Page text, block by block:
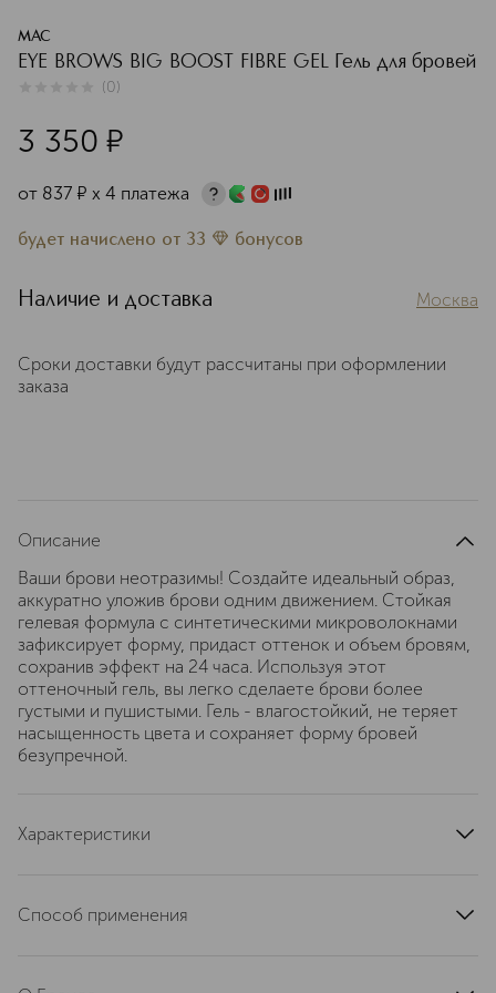
MAC
EYE BROWS BIG BOOST FIBRE GEL Гель для бровей
(0)
3 350 ¤
от 837 ¤ х 4 платежа
будет начислено от 33 бонусов
Наличие и доставка Москва
Сроки доставки будут рассчитаны при оформлении
заказа
Описание
Ваши брови неотразимы! Создайте идеальный образ,
аккуратно уложив брови одним движением. Стойкая
гелевая формула с синтетическими микроволокнами
зафиксирует форму, придаст оттенок и объем бровям,
сохранив эффект на 24 часа. Используя этот
оттеночный гель, вы легко сделаете брови более
густыми и пушистыми. Гель - влагостойкий, не теряет
насыщенность цвета и сохраняет форму бровей
безупречной.
Характеристики
Способ применения